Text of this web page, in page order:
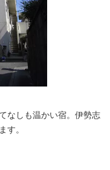
なしも温かい宿。伊勢志
す。